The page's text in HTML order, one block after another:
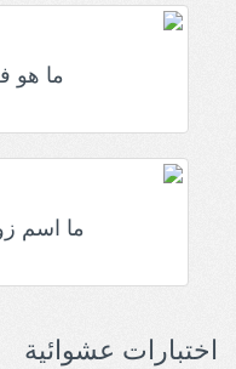
ما هو
ما اسم
اختبارات عشوائية